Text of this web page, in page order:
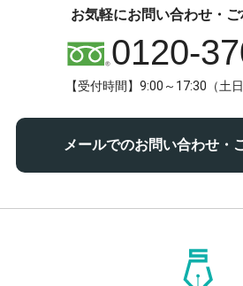
お気軽にお問い合わせ・
0120-
【受付時間】9:00～17:30（土
メールでのお問い合わせ・